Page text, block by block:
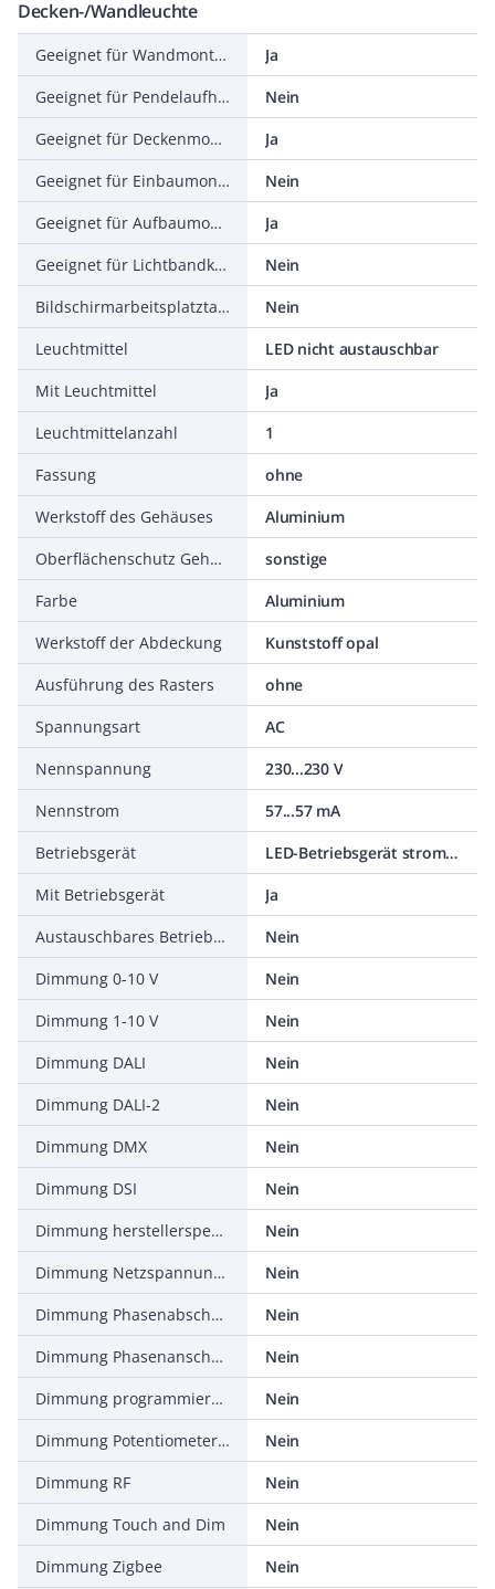
Decken-/Wandleuchte
Geeignet für Wandmontage
Ja
Geeignet für Pendelaufhängung
Nein
Geeignet für Deckenmontage
Ja
Geeignet für Einbaumontage
Nein
Geeignet für Aufbaumontage
Ja
Geeignet für Lichtbandkonfiguration
Nein
Bildschirmarbeitsplatztauglich nach EN 12464-1
Nein
Leuchtmittel
LED nicht austauschbar
Mit Leuchtmittel
Ja
Leuchtmittelanzahl
1
Fassung
ohne
Werkstoff des Gehäuses
Aluminium
Oberflächenschutz Gehäuse
sonstige
Farbe
Aluminium
Werkstoff der Abdeckung
Kunststoff opal
Ausführung des Rasters
ohne
Spannungsart
AC
Nennspannung
230...230 V
Nennstrom
57...57 mA
Betriebsgerät
LED-Betriebsgerät stromgesteuert
Mit Betriebsgerät
Ja
Austauschbares Betriebsgerät
Nein
Dimmung 0-10 V
Nein
Dimmung 1-10 V
Nein
Dimmung DALI
Nein
Dimmung DALI-2
Nein
Dimmung DMX
Nein
Dimmung DSI
Nein
Dimmung herstellerspezifisch
Nein
Dimmung Netzspannungsmodulation
Nein
Dimmung Phasenabschnitt
Nein
Dimmung Phasenanschnitt
Nein
Dimmung programmierbar
Nein
Dimmung Potentiometer (geräteintegriert)
Nein
Dimmung RF
Nein
Dimmung Touch and Dim
Nein
Dimmung Zigbee
Nein